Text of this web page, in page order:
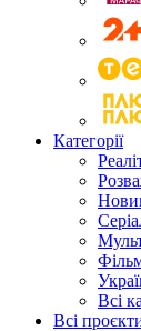
Категорії
Всі
Всі